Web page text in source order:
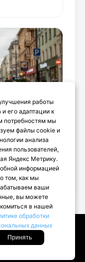
году
работы
и его адаптации к
потребностям мы
файлы cookie и
анализа
пользователей,
Яндекс Метрику.
информацией
о том, как мы
ваши
вы можете
в нашей
обработки
данных
Принять